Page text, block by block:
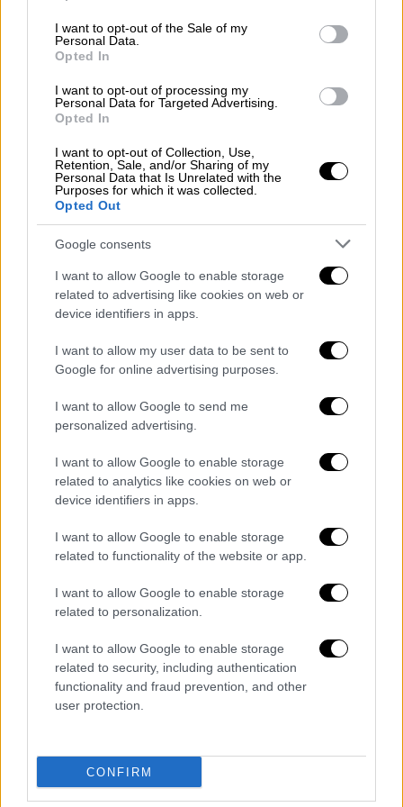
use your data for below specified purposes in below Google
consent section.
I want to opt-out of the Sale of my
Personal Data.
Opted In
I want to opt-out of processing my
Personal Data for Targeted Advertising.
Opted In
I want to opt-out of Collection, Use,
Retention, Sale, and/or Sharing of my
Personal Data that Is Unrelated with the
Purposes for which it was collected.
Opted Out
Google consents
I want to allow Google to enable storage
related to advertising like cookies on web or
device identifiers in apps.
I want to allow my user data to be sent to
Google for online advertising purposes.
I want to allow Google to send me
personalized advertising.
I want to allow Google to enable storage
related to analytics like cookies on web or
device identifiers in apps.
I want to allow Google to enable storage
related to functionality of the website or app.
I want to allow Google to enable storage
related to personalization.
I want to allow Google to enable storage
related to security, including authentication
functionality and fraud prevention, and other
user protection.
CONFIRM
scarface-1.jpg
Scarface, 1932
Η διαφορά τους είναι ότι το πρώτο φιλμ
βασίστηκε στομυθιστόρημα «Scarface» του
Άρμιτατζ Τρέιλ, ευθέως εμπνευσμένο από
τον βίο και τα πάθη του Καπόνε, ενώ το
δεύτερο φιλμ ξέφυγε από το βιβλίο και
ταινία τουΧάουαρντ Χοκς γραμμένη από την
πένα του Όλιβερ Στόουν.
Η ανακοίνωση έγινε με το που ξεμύτισε στο
Video On Demand το βιογραφικό δράμα
, λίγες ώρες αφού
δημοσιεύτηκαν οι πρώτες κριτικές για την
επιτυχημένη ερμηνεία του
πρώτο ρόλο.
Την ίδια ώρα, ο Γκουαντανίνο ξεπληρώνει το
όνομα του με ακόμη ένα ριμέικ, αυτό του
Άρχοντα των μυγών», το οποίο έχει
προτεραιότητα στα επαγγελματικά σχέδια
του μαζί με το σίκουελ του οσκαρικού «Να
με φωνάζεις με το όνομά σου». Παράλληλα,
ακούγεται ότι ο Μάικλ Μπ.
Τζόρνταν(«Creed») θα πάρει τον
ομότιτλο ρόλο στο νέο φιλμ της Universal. Η
δράση φαίνεται ότι θα τοποθετεί στο Λος
δράσης τουΣημαδεμένουστην πρώτη ταινία,
ή το Μαϊάμι, τόπο δράσης του